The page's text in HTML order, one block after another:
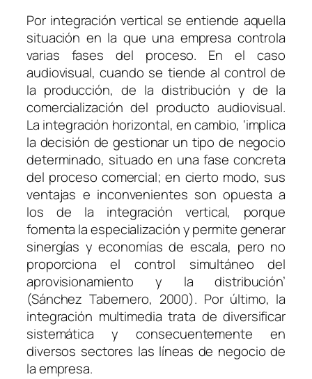
Por integración vertical se entiende aquella
situación en la que una empresa controla
varias fases del proceso. En el caso
audiovisual, cuando se tiende al control de
la producción, de la distribución y de la
comercialización del producto audiovisual.
La integración horizontal, en cambio, ‘implica
la decisión de gestionar un tipo de negocio
determinado, situado en una fase concreta
del proceso comercial; en cierto modo, sus
ventajas e inconvenientes son opuesta a
los de la integración vertical, porque
fomenta la especialización y permite generar
sinergías y economías de escala, pero no
proporciona el control simultáneo del
aprovisionamiento y la distribución’
(Sánchez Tabernero, 2000). Por último, la
integración multimedia trata de diversificar
sistemática y consecuentemente en
diversos sectores las líneas de negocio de
la empresa.